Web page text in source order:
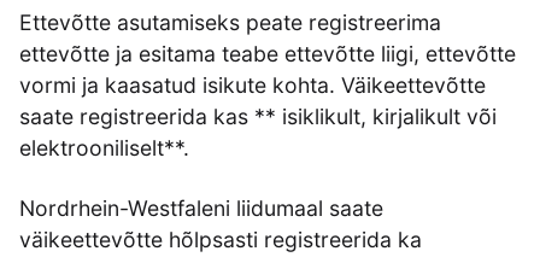
Ettevõtte asutamiseks peate registreerima
ettevõtte ja esitama teabe ettevõtte liigi, ettevõtte
vormi ja kaasatud isikute kohta. Väikeettevõtte
saate registreerida kas ** isiklikult, kirjalikult või
elektrooniliselt**.
Nordrhein-Westfaleni liidumaal saate
väikeettevõtte hõlpsasti registreerida ka